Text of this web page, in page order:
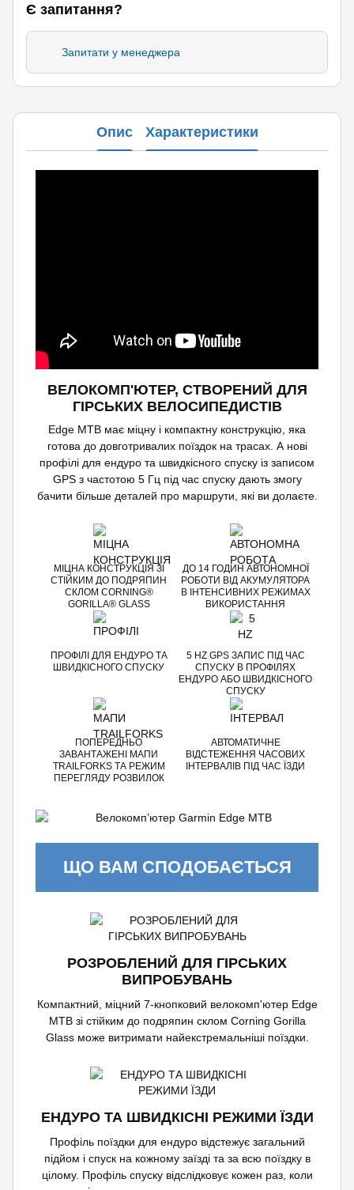
Є запитання?
Запитати у менеджера
Опис Характеристики
ВЕЛОКОМП'ЮТЕР, СТВОРЕНИЙ ДЛЯ
ГІРСЬКИХ ВЕЛОСИПЕДИСТІВ
Edge MTB має міцну і компактну конструкцію, яка
готова до довготривалих поїздок на трасах. А нові
профілі для ендуро та швидкісного спуску із записом
GPS з частотою 5 Гц під час спуску дають змогу
бачити більше деталей про маршрути, які ви долаєте.
МІЦНА КОНСТРУКЦІЯ ЗІ
СТІЙКИМ ДО ПОДРЯПИН
СКЛОМ CORNING®
GORILLA® GLASS
ДО 14 ГОДИН АВТОНОМНОЇ
РОБОТИ ВІД АКУМУЛЯТОРА
В ІНТЕНСИВНИХ РЕЖИМАХ
ВИКОРИСТАННЯ
ПРОФІЛІ ДЛЯ ЕНДУРО ТА
ШВИДКІСНОГО СПУСКУ
5 HZ GPS ЗАПИС ПІД ЧАС
СПУСКУ В ПРОФІЛЯХ
ЕНДУРО АБО ШВИДКІСНОГО
СПУСКУ
ПОПЕРЕДНЬО
ЗАВАНТАЖЕНІ МАПИ
TRAILFORKS ТА РЕЖИМ
ПЕРЕГЛЯДУ РОЗВИЛОК
АВТОМАТИЧНЕ
ВІДСТЕЖЕННЯ ЧАСОВИХ
ІНТЕРВАЛІВ ПІД ЧАС ЇЗДИ
ЩО ВАМ СПОДОБАЄТЬСЯ
РОЗРОБЛЕНИЙ ДЛЯ ГІРСЬКИХ
ВИПРОБУВАНЬ
Компактний, міцний 7-кнопковий велокомп'ютер Edge
MTB зі стійким до подряпин склом Corning Gorilla
Glass може витримати найекстремальніші поїздки.
ЕНДУРО ТА ШВИДКІСНІ РЕЖИМИ ЇЗДИ
Профіль поїздки для ендуро відстежує загальний
підйом і спуск на кожному заїзді та за всю поїздку в
цілому. Профіль спуску відслідковує кожен раз, коли